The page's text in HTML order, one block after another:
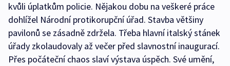
kvůli úplatkům policie. Nějakou dobu na veškeré práce
dohlížel Národní protikorupční úřad. Stavba většiny
pavilonů se zásadně zdržela. Třeba hlavní italský stánek
úřady zkolaudovaly až večer před slavnostní inaugurací.
Přes počáteční chaos slaví výstava úspěch. Své umění,